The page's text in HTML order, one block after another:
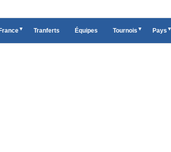
France Tranferts Équipes Tournois Pays